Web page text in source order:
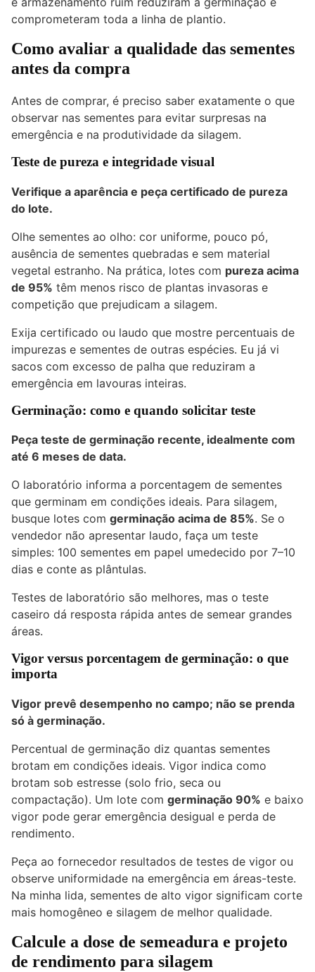
comprometeram toda a linha de plantio.
Como avaliar a qualidade das sementes
antes da compra
Antes de comprar, é preciso saber exatamente o que
observar nas sementes para evitar surpresas na
emergência e na produtividade da silagem.
Teste de pureza e integridade visual
Verifique a aparência e peça certificado de pureza
do lote.
Olhe sementes ao olho: cor uniforme, pouco pó,
ausência de sementes quebradas e sem material
vegetal estranho. Na prática, lotes com pureza acima
de 95% têm menos risco de plantas invasoras e
competição que prejudicam a silagem.
Exija certificado ou laudo que mostre percentuais de
impurezas e sementes de outras espécies. Eu já vi
sacos com excesso de palha que reduziram a
emergência em lavouras inteiras.
Germinação: como e quando solicitar teste
Peça teste de germinação recente, idealmente com
até 6 meses de data.
O laboratório informa a porcentagem de sementes
que germinam em condições ideais. Para silagem,
busque lotes com germinação acima de 85%. Se o
vendedor não apresentar laudo, faça um teste
simples: 100 sementes em papel umedecido por 7–10
dias e conte as plântulas.
Testes de laboratório são melhores, mas o teste
caseiro dá resposta rápida antes de semear grandes
áreas.
Vigor versus porcentagem de germinação: o que
importa
Vigor prevê desempenho no campo; não se prenda
só à germinação.
Percentual de germinação diz quantas sementes
brotam em condições ideais. Vigor indica como
brotam sob estresse (solo frio, seca ou
compactação). Um lote com germinação 90% e baixo
vigor pode gerar emergência desigual e perda de
rendimento.
Peça ao fornecedor resultados de testes de vigor ou
observe uniformidade na emergência em áreas-teste.
Na minha lida, sementes de alto vigor significam corte
mais homogêneo e silagem de melhor qualidade.
Calcule a dose de semeadura e projeto
de rendimento para silagem